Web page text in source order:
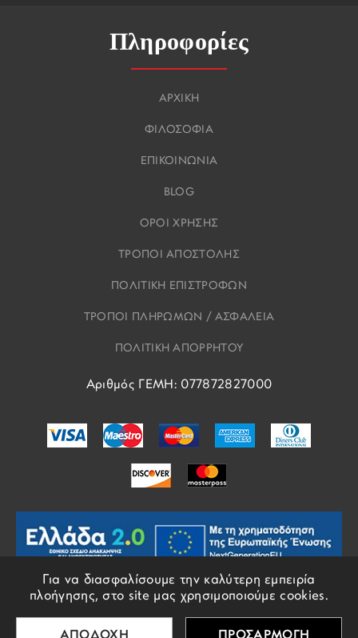
Για να διασφαλίσουμε την καλύτερη εμπειρία
πλοήγησης, στο site μας χρησιμοποιούμε cookies.
Πληροφορίες
ΑΡΧΙΚΗ
ΦΙΛΟΣΟΦΙΑ
ΕΠΙΚΟΙΝΩΝΙΑ
BLOG
ΟΡΟΙ ΧΡΗΣΗΣ
ΤΡΟΠΟΙ ΑΠΟΣΤΟΛΗΣ
ΠΟΛΙΤΙΚΗ ΕΠΙΣΤΡΟΦΩΝ
ΤΡΟΠΟΙ ΠΛΗΡΩΜΩΝ / ΑΣΦΑΛΕΙΑ
ΠΟΛΙΤΙΚΗ ΑΠΟΡΡΗΤΟΥ
Αριθμός ΓΕΜΗ: 077872827000
© COPYRIGHTS EROS 2018 - 2026 - ALL RIGHTS RESERVED